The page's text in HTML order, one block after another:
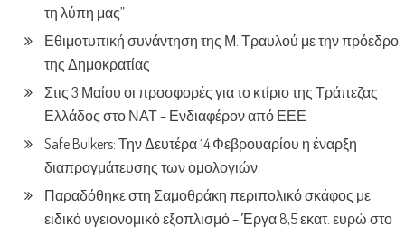
τη λύπη μας”
Εθιμοτυπική συνάντηση της Μ. Τραυλού με την πρόεδρο
της Δημοκρατίας
Στις 3 Μαίου οι προσφορές για το κτίριο της Τράπεζας
Ελλάδος στο ΝΑΤ – Ενδιαφέρον από ΕΕΕ
Safe Bulkers: Την Δευτέρα 14 Φεβρουαρίου η έναρξη
διαπραγμάτευσης των ομολογιών
Παραδόθηκε στη Σαμοθράκη περιπολικό σκάφος με
ειδικό υγειονομικό εξοπλισμό – Έργα 8,5 εκατ. ευρώ στο